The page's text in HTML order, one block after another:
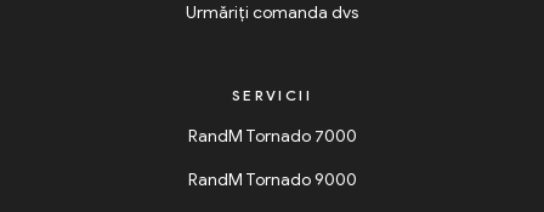
Urmăriți comanda dvs
SERVICII
RandM Tornado 7000
RandM Tornado 9000